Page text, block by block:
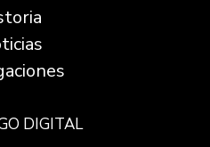
DIGITAL